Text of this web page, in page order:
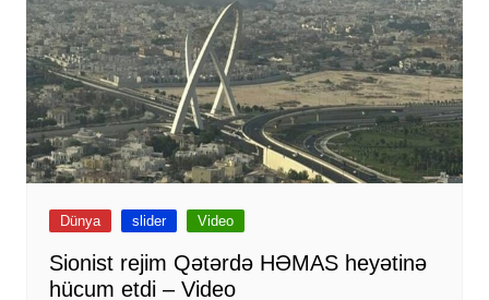
Dünya slider Video
Sionist rejim Qətərdə HƏMAS heyətinə
hücum etdi – Video